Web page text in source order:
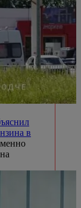
в